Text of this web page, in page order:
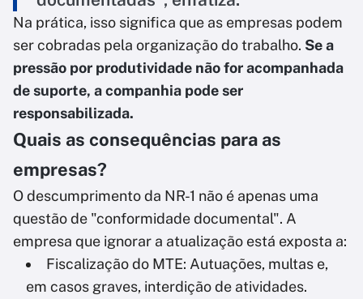
Na prática, isso significa que as empresas podem
ser cobradas pela organização do trabalho. Se a
pressão por produtividade não for acompanhada
de suporte, a companhia pode ser
responsabilizada.
Quais as consequências para as
empresas?
O descumprimento da NR-1 não é apenas uma
questão de "conformidade documental". A
empresa que ignorar a atualização está exposta a:
Fiscalização do MTE: Autuações, multas e,
em casos graves, interdição de atividades.